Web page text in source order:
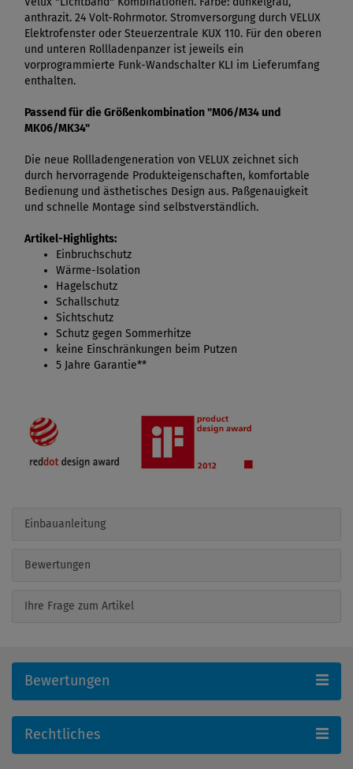
anthrazit. 24 Volt-Rohrmotor. Stromversorgung durch VELUX
Elektrofenster oder Steuerzentrale KUX 110. Für den oberen
und unteren Rollladenpanzer ist jeweils ein
vorprogrammierte Funk-Wandschalter KLI im Lieferumfang
enthalten.
Passend für die Größenkombination "M06/M34 und
MK06/MK34"
Die neue Rollladengeneration von VELUX zeichnet sich
durch hervorragende Produkteigenschaften, komfortable
Bedienung und ästhetisches Design aus. Paßgenauigkeit
und schnelle Montage sind selbstverständlich.
Artikel-Highlights:
Einbruchschutz
Wärme-Isolation
Hagelschutz
Schallschutz
Sichtschutz
Schutz gegen Sommerhitze
keine Einschränkungen beim Putzen
5 Jahre Garantie**
Einbauanleitung
Bewertungen
Ihre Frage zum Artikel
Bewertungen
Rechtliches